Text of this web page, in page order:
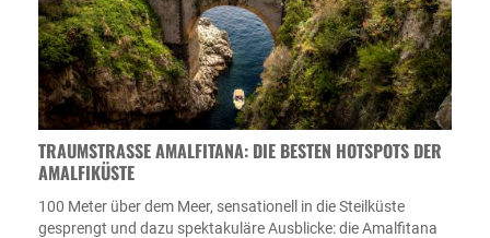
TRAUMSTRASSE AMALFITANA: DIE BESTEN HOTSPOTS DER A
MALFIKÜSTE
100 Meter über dem Meer, sensationell in die Steilküste
gesprengt und dazu spektakuläre Ausblicke: die Amalfitana